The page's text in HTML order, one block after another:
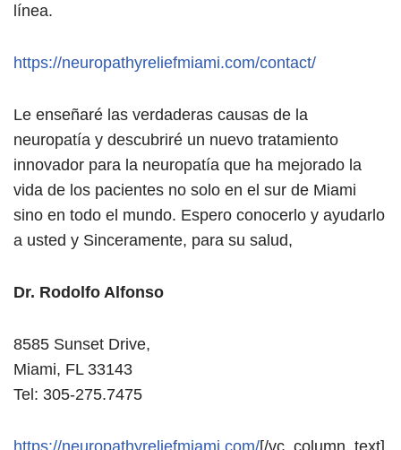
línea.
https://neuropathyreliefmiami.com/contact/
Le enseñaré las verdaderas causas de la
neuropatía y descubriré un nuevo tratamiento
innovador para la neuropatía que ha mejorado la
vida de los pacientes no solo en el sur de Miami
sino en todo el mundo. Espero conocerlo y ayudarlo
a usted y Sinceramente, para su salud,
Dr. Rodolfo Alfonso
8585 Sunset Drive,
Miami, FL 33143
Tel: 305-275.7475